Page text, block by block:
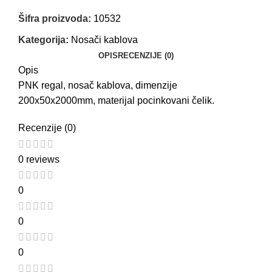
Šifra proizvoda: 10532
Kategorija: Nosači kablova
OPIS RECENZIJE (0)
Opis
PNK regal, nosač kablova, dimenzije
200x50x2000mm, materijal pocinkovani čelik.
Recenzije (0)
0 reviews
0
0
0